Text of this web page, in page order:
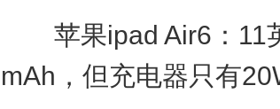
苹果ipad Air6：11
mAh，但充电器只有